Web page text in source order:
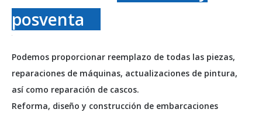
posventa
Podemos proporcionar reemplazo de todas las piezas,
reparaciones de máquinas, actualizaciones de pintura,
así como reparación de cascos.
Reforma, diseño y construcción de embarcaciones